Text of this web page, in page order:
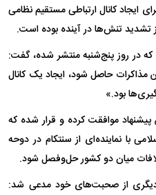
ایجاد کانال ارتباطی مستقیم نظامی
تشدید تنش‌ها در آینده بوده است.
در روز پنج‌شنبه منتشر شده، گفت:
مذاکرات حاصل شود، ایجاد یک کانال
بود.»
موافقت کرده و قرار شده که
با نماینده‌ای از سنتکام در دوحه
میان دو کشور حل‌وفصل شود.
از صحبت‌های خود مدعی شد: